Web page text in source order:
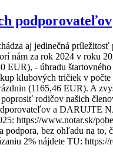
podporovateľov
aj jedinečná
nám za rok 2024 v roku
- úhradu
klubových tričiek v
(1165,46 EUR). A
rodičov našich
a DARUJTE
https://www.notar.sk/
podpora, bez ohľadu na
2% nájdete TU: https://